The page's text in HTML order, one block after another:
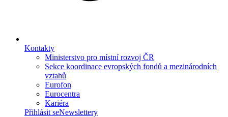
Kontakty
Ministerstvo pro místní rozvoj ČR
Sekce koordinace evropských fondů a mezinárodních
vztahů
Eurofon
Eurocentra
Kariéra
Přihlásit seNewslettery